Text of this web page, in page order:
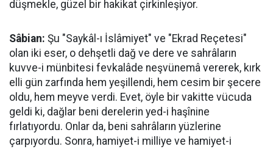
düşmekle, güzel bir hakikat çirkinleşiyor.
Sâbian: Şu "Saykâl-ı İslâmiyet" ve "Ekrad Reçetesi"
olan iki eser, o dehşetli dağ ve dere ve sahrâların
kuvve-i münbitesi fevkalâde neşvünemâ vererek, kırk
elli gün zarfında hem yeşillendi, hem cesim bir şecere
oldu, hem meyve verdi. Evet, öyle bir vakitte vücuda
geldi ki, dağlar beni derelerin yed-i haşînine
fırlatıyordu. Onlar da, beni sahrâların yüzlerine
çarpıyordu. Sonra, hamiyet-i milliye ve hamiyet-i